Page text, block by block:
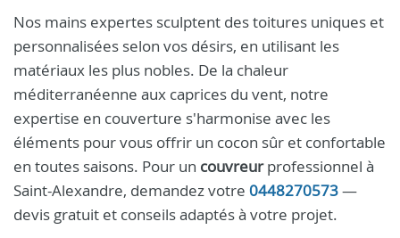
Nos mains expertes sculptent des toitures uniques et
personnalisées selon vos désirs, en utilisant les
matériaux les plus nobles. De la chaleur
méditerranéenne aux caprices du vent, notre
expertise en couverture s'harmonise avec les
éléments pour vous offrir un cocon sûr et confortable
en toutes saisons. Pour un couvreurprofessionnel à
Saint-Alexandre, demandez votre 0448270573—
devis gratuit et conseils adaptés à votre projet.